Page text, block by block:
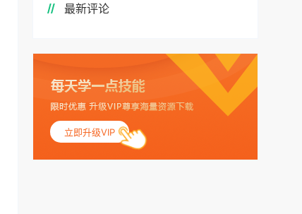
最新评论
立即升级VIP